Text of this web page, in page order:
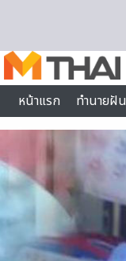
หน้าแรก
ทำนายฝัน
ไลฟ์สไตล์